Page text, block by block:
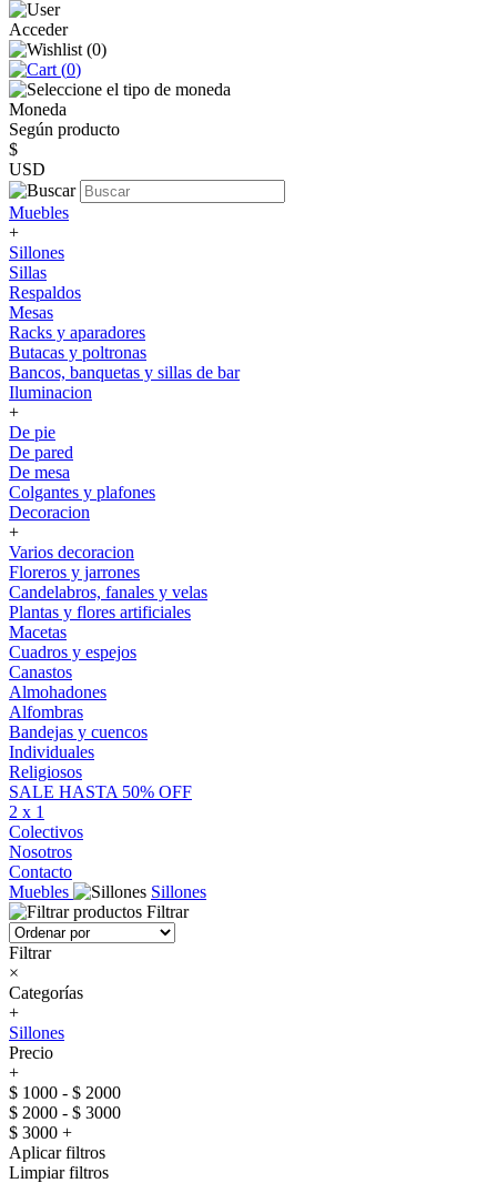
Acceder
(0)
(0)
Moneda
Según producto
$
USD
Muebles
+
Sillones
Sillas
Respaldos
Mesas
Racks y aparadores
Butacas y poltronas
Bancos, banquetas y sillas de bar
Iluminacion
+
De pie
De pared
De mesa
Colgantes y plafones
Decoracion
+
Varios decoracion
Floreros y jarrones
Candelabros, fanales y velas
Plantas y flores artificiales
Macetas
Cuadros y espejos
Canastos
Almohadones
Alfombras
Bandejas y cuencos
Individuales
Religiosos
SALE HASTA 50% OFF
2 x 1
Colectivos
Nosotros
Contacto
Muebles
Sillones
Filtrar
Filtrar
×
Categorías
+
Sillones
Precio
+
$ 1000 - $ 2000
$ 2000 - $ 3000
$ 3000 +
Aplicar filtros
Limpiar filtros